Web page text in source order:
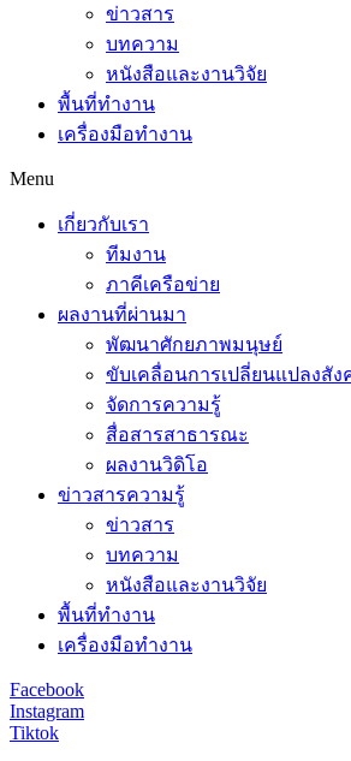
ข่าวสาร
บทความ
หนังสือและงานวิจัย
พื้นที่ทำงาน
เครื่องมือทำงาน
Menu
เกี่ยวกับเรา
ทีมงาน
ภาคีเครือข่าย
ผลงานที่ผ่านมา
พัฒนาศักยภาพมนุษย์
ขับเคลื่อนการเปลี่ยนแปลงสัง
จัดการความรู้
สื่อสารสาธารณะ
ผลงานวิดิโอ
ข่าวสารความรู้
ข่าวสาร
บทความ
หนังสือและงานวิจัย
พื้นที่ทำงาน
เครื่องมือทำงาน
Facebook
Instagram
Tiktok